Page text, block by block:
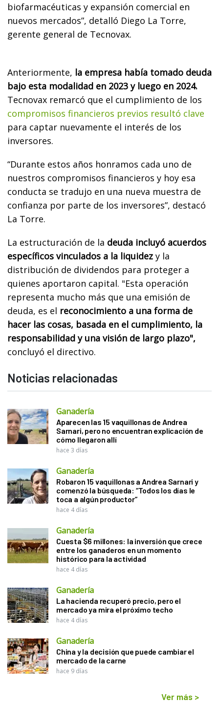
biofarmacéuticas y expansión comercial en
nuevos mercados”, detalló Diego La Torre,
gerente general de Tecnovax.
Anteriormente, la empresa había tomado deuda
bajo esta modalidad en 2023 y luego en 2024.
Tecnovax remarcó que el cumplimiento de los
compromisos financieros previos resultó clave
para captar nuevamente el interés de los
inversores.
“Durante estos años honramos cada uno de
nuestros compromisos financieros y hoy esa
conducta se tradujo en una nueva muestra de
confianza por parte de los inversores”, destacó
La Torre.
La estructuración de la deuda incluyó acuerdos
específicos vinculados a la liquidez y la
distribución de dividendos para proteger a
quienes aportaron capital. "Esta operación
representa mucho más que una emisión de
deuda, es el reconocimiento a una forma de
hacer las cosas, basada en el cumplimiento, la
responsabilidad y una visión de largo plazo",
concluyó el directivo.
Noticias relacionadas
Ganadería
Aparecen las 15 vaquillonas de Andrea
Sarnari, pero no encuentran explicación de
cómo llegaron allí
hace 3 días
Ganadería
Robaron 15 vaquillonas a Andrea Sarnari y
comenzó la búsqueda: “Todos los días le
toca a algún productor”
hace 4 días
Ganadería
Cuesta $6 millones: la inversión que crece
entre los ganaderos en un momento
histórico para la actividad
hace 4 días
Ganadería
La hacienda recuperó precio, pero el
mercado ya mira el próximo techo
hace 4 días
Ganadería
China y la decisión que puede cambiar el
mercado de la carne
hace 9 días
Ver más >